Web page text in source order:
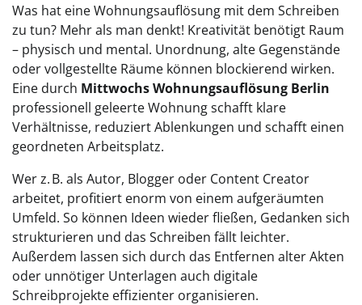
Was hat eine Wohnungsauflösung mit dem Schreiben
zu tun? Mehr als man denkt! Kreativität benötigt Raum
– physisch und mental. Unordnung, alte Gegenstände
oder vollgestellte Räume können blockierend wirken.
Eine durch Mittwochs Wohnungsauflösung Berlin
professionell geleerte Wohnung schafft klare
Verhältnisse, reduziert Ablenkungen und schafft einen
geordneten Arbeitsplatz.
Wer z. B. als Autor, Blogger oder Content Creator
arbeitet, profitiert enorm von einem aufgeräumten
Umfeld. So können Ideen wieder fließen, Gedanken sich
strukturieren und das Schreiben fällt leichter.
Außerdem lassen sich durch das Entfernen alter Akten
oder unnötiger Unterlagen auch digitale
Schreibprojekte effizienter organisieren.